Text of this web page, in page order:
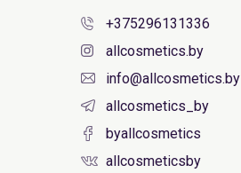
+375296131336
allcosmetics.by
info@allcosmetics.by
allcosmetics_by
byallcosmetics
allcosmeticsby